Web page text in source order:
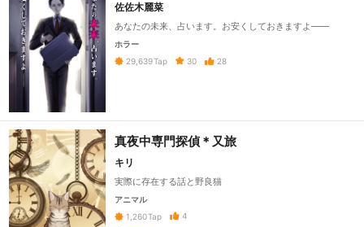
佐佐木麗菜
あなたの未来、占います。お安くしておきますよ――
ホラー
29,639Tap 30 28
真夜中専門探偵＊又旅
キリ
実際に存在する話と野良猫
アニマル
1,260Tap
4